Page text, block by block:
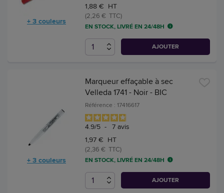
+ 3 couleurs
1,88 € HT
(2,26 € TTC)
EN STOCK, LIVRÉ EN 24/48H
AJOUTER
+ 3 couleurs
Marqueur effaçable à sec
Velleda 1741 - Noir - BIC
Référence : 17416617
4.9/5 - 7 avis
1,97 € HT
(2,36 € TTC)
EN STOCK, LIVRÉ EN 24/48H
AJOUTER